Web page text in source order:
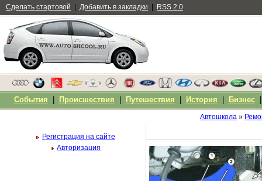
Автошкола »
Регистрация на сайте
Авторизация
Сделать стартовой Добавить в закладки RSS 2.0
События Происшествия Путешествия История Бизнес